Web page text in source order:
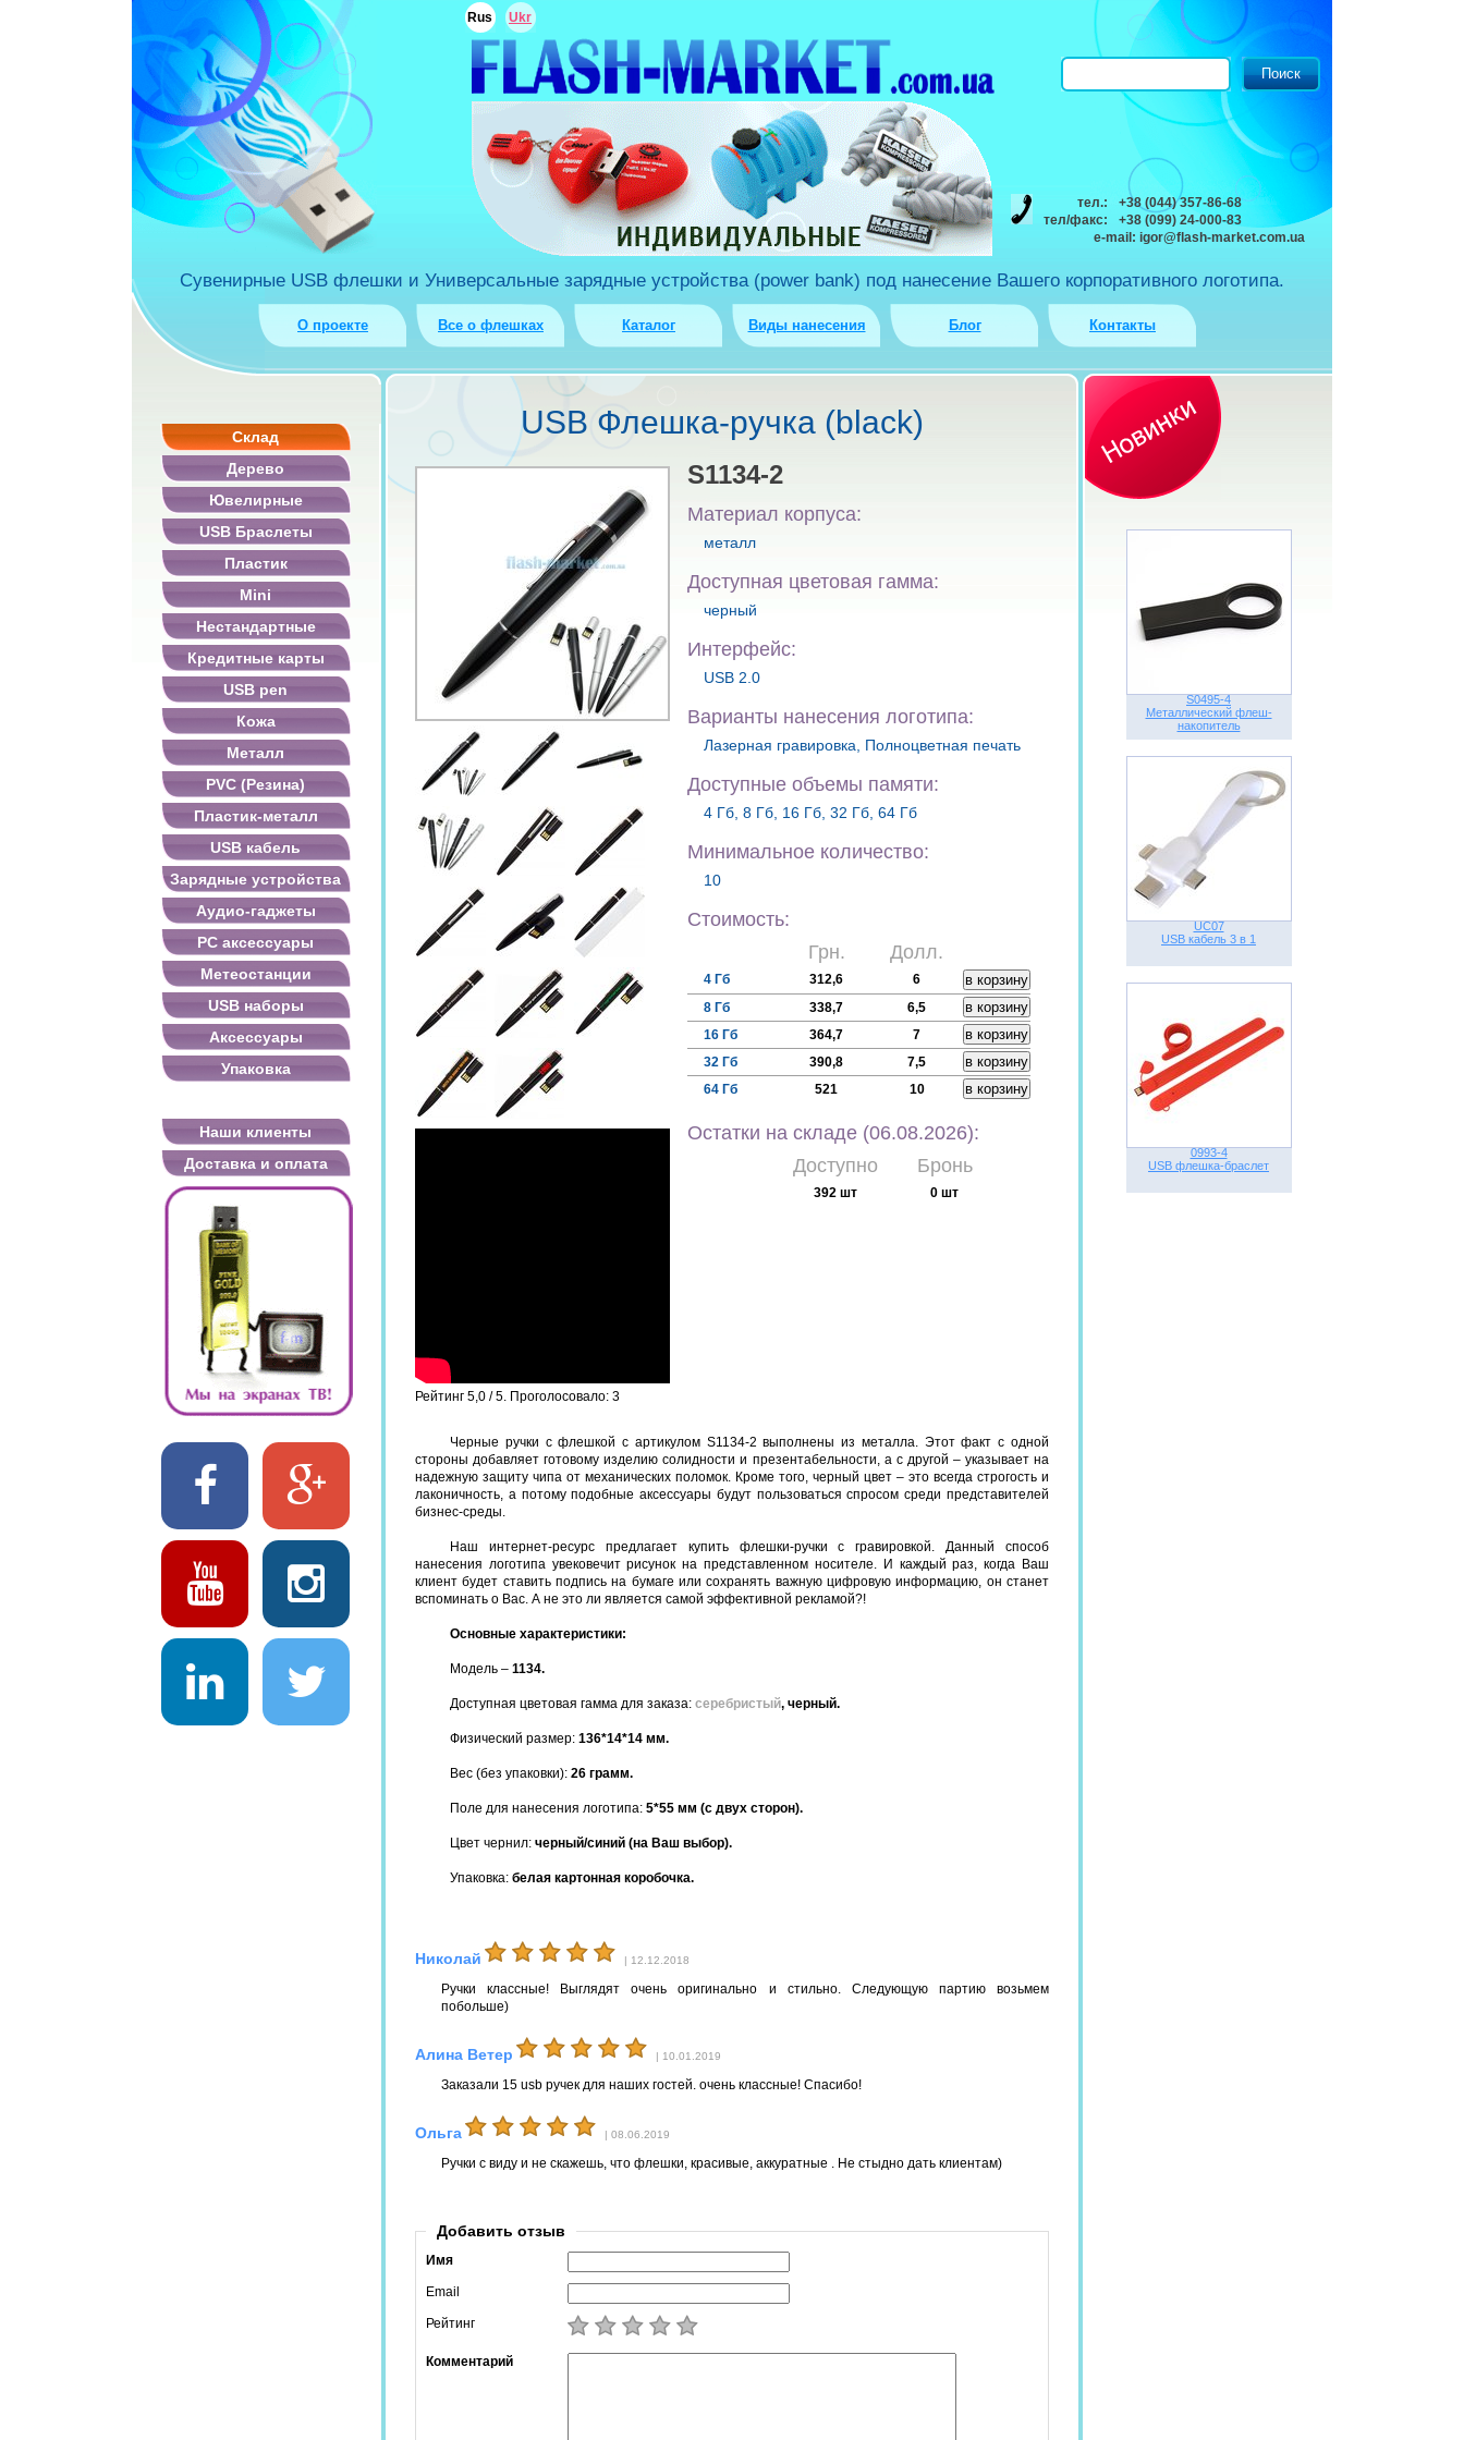
Сувенирные USB флешки и Универсальные зарядные устройства (power bank) под нанесение Вашего корпоративного логотипа.
О проекте Все о флешках Каталог Виды нанесения Блог Контакты
Rus Ukr
USB Флешка-ручка (black)
Рейтинг 5,0 / 5. Проголосовало: 3
S1134-2
Материал корпуса:
металл
Доступная цветовая гамма:
черный
Интерфейс:
USB 2.0
Варианты нанесения логотипа:
Лазерная гравировка, Полноцветная печать
Доступные объемы памяти:
4 Гб, 8 Гб, 16 Гб, 32 Гб, 64 Гб
Минимальное количество:
10
Стоимость:
Грн.
Долл.
4 Гб 312,6
6
8 Гб
338,7
6,5
16 Гб
364,7
7
32 Гб
390,8
7,5
64 Гб
521 10
Остатки на складе (06.08.2026):
Доступно
Бронь
392 шт 0 шт
Черные ручки с флешкой с артикулом S1134-2 выполнены из металла. Этот факт с одной
стороны добавляет готовому изделию солидности и презентабельности, а с другой – указывает на
надежную защиту чипа от механических поломок. Кроме того, черный цвет – это всегда строгость и
лаконичность, а потому подобные аксессуары будут пользоваться спросом среди представителей
бизнес-среды.
Наш интернет-ресурс предлагает купить флешки-ручки с гравировкой. Данный способ
нанесения логотипа увековечит рисунок на представленном носителе. И каждый раз, когда Ваш
клиент будет ставить подпись на бумаге или сохранять важную цифровую информацию, он станет
вспоминать о Вас. А не это ли является самой эффективной рекламой?!
Основные характеристики:
Модель – 1134.
Доступная цветовая гамма для заказа: серебристый, черный.
Физический размер: 136*14*14 мм.
Вес (без упаковки): 26 грамм.
Поле для нанесения логотипа: 5*55 мм (с двух сторон).
Цвет чернил: черный/синий (на Ваш выбор).
Упаковка: белая картонная коробочка.
Николай | 12.12.2018
Ручки классные! Выглядят очень оригинально и стильно. Следующую партию возьмем
побольше)
Алина Ветер | 10.01.2019
Заказали 15 usb ручек для наших гостей. очень классные! Спасибо!
Ольга | 08.06.2019
Ручки с виду и не скажешь, что флешки, красивые, аккуратные . Не стыдно дать клиентам)
Добавить отзыв
Имя
Email
Рейтинг
Комментарий
Склад
Дерево
Ювелирные
USB Браслеты
Пластик
Mini
Нестандартные
Кредитные карты
USB pen
Кожа
Металл
PVC (Резина)
Пластик-металл
USB кабель
Зарядные устройства
Аудио-гаджеты
PC аксессуары
Метеостанции
USB наборы
Аксессуары
Упаковка
Наши клиенты
Доставка и оплата
S0495-4
Металлический флеш-
накопитель
UC07
USB кабель 3 в 1
0993-4
USB флешка-браслет
тел.:
+38 (044) 357-86-68
тел/факс:
+38 (099) 24-000-83
e-mail: igor@flash-market.com.ua